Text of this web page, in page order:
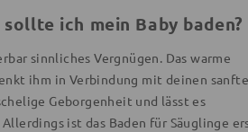
ich mein Baby baden?
sinnliches Vergnügen. Das warme
ihm in Verbindung mit deinen
Geborgenheit und lässt es
ist das Baden für Säuglinge